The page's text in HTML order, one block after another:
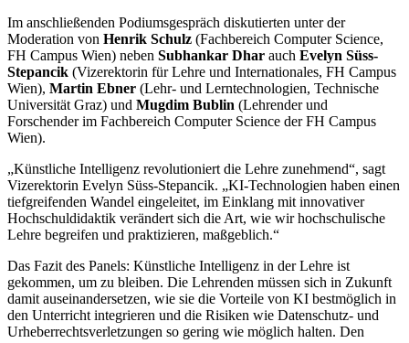
Im anschließenden Podiumsgespräch diskutierten unter der
Moderation von Henrik Schulz (Fachbereich Computer Science,
FH Campus Wien) neben Subhankar Dhar auch Evelyn Süss-
Stepancik (Vizerektorin für Lehre und Internationales, FH Campus
Wien), Martin Ebner (Lehr- und Lerntechnologien, Technische
Universität Graz) und Mugdim Bublin (Lehrender und
Forschender im Fachbereich Computer Science der FH Campus
Wien).
„Künstliche Intelligenz revolutioniert die Lehre zunehmend“, sagt
Vizerektorin Evelyn Süss-Stepancik. „KI-Technologien haben einen
tiefgreifenden Wandel eingeleitet, im Einklang mit innovativer
Hochschuldidaktik verändert sich die Art, wie wir hochschulische
Lehre begreifen und praktizieren, maßgeblich.“
Das Fazit des Panels: Künstliche Intelligenz in der Lehre ist
gekommen, um zu bleiben. Die Lehrenden müssen sich in Zukunft
damit auseinandersetzen, wie sie die Vorteile von KI bestmöglich in
den Unterricht integrieren und die Risiken wie Datenschutz- und
Urheberrechtsverletzungen so gering wie möglich halten. Den